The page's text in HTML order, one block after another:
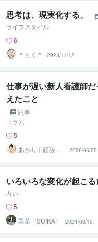
思考は、現実化する。
ライフスタイル
6
＊とく＊
2023/11/12
仕事が遅い新人看護師
えたこと
記事
コラム
5
あかり｜頑張る
人の相談室
2026/06/05
いろいろな変化が起こ
占い
5
翠華（SUIKA）
2024/03/10